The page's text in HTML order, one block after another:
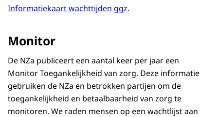
Informatiekaart wachttijden ggz.
Monitor
De NZa publiceert een aantal keer per jaar een
Monitor Toegankelijkheid van zorg. Deze informatie
gebruiken de NZa en betrokken partijen om de
toegankelijkheid en betaalbaarheid van zorg te
monitoren. We raden mensen op een wachtlijst aan